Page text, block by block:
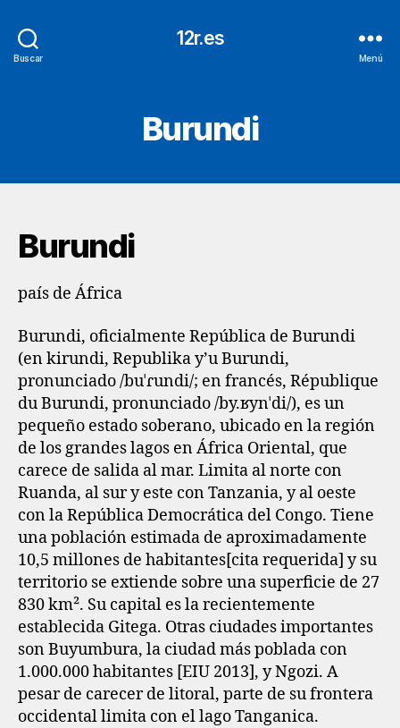
Buscar
12r.es
Menú
Burundi
Burundi
país de África
Burundi, oficialmente República de Burundi
(en kirundi, Republika y’u Burundi,
pronunciado /buˈɾundi/; en francés, République
du Burundi, pronunciado /by.ʁynˈdi/), es un
pequeño estado soberano, ubicado en la región
de los grandes lagos en África Oriental, que
carece de salida al mar. Limita al norte con
Ruanda, al sur y este con Tanzania, y al oeste
con la República Democrática del Congo. Tiene
una población estimada de aproximadamente
10,5 millones de habitantes[cita requerida] y su
territorio se extiende sobre una superficie de 27
830 km².​ Su capital es la recientemente
establecida Gitega. Otras ciudades importantes
son Buyumbura, la ciudad más poblada con
1.000.000 habitantes [EIU 2013], y Ngozi. A
pesar de carecer de litoral, parte de su frontera
occidental limita con el lago Tanganica.